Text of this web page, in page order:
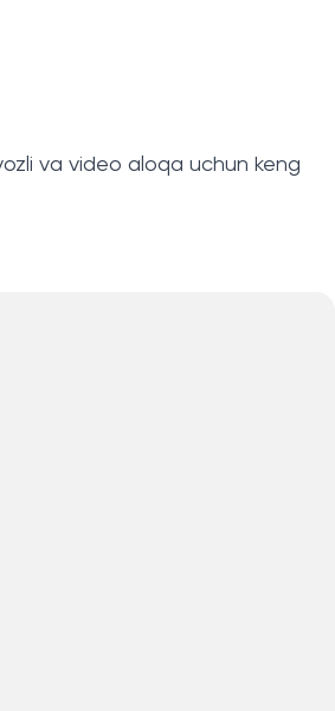
va video aloqa uchun keng